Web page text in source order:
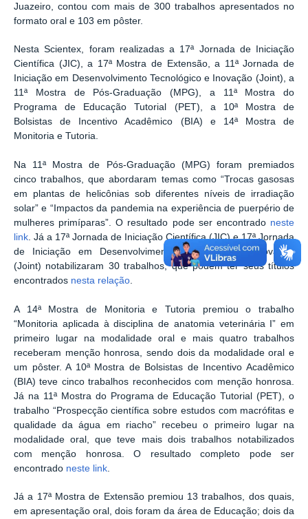
Juazeiro, contou com mais de 300 trabalhos apresentados no
formato oral e 103 em pôster.
Nesta Scientex, foram realizadas a 17ª Jornada de Iniciação
Científica (JIC), a 17ª Mostra de Extensão, a 11ª Jornada de
Iniciação em Desenvolvimento Tecnológico e Inovação (Joint), a
11ª Mostra de Pós-Graduação (MPG), a 11ª Mostra do
Programa de Educação Tutorial (PET), a 10ª Mostra de
Bolsistas de Incentivo Acadêmico (BIA) e 14ª Mostra de
Monitoria e Tutoria.
Na 11ª Mostra de Pós-Graduação (MPG) foram premiados
cinco trabalhos, que abordaram temas como “Trocas gasosas
em plantas de helicônias sob diferentes níveis de irradiação
solar” e “Impactos da pandemia na experiência de puerpério de
mulheres primíparas”. O resultado pode ser encontrado neste
link. Já a 17ª Jornada de Iniciação Científica (JIC) e 17ª Jornada
de Iniciação em Desenvolvimento Tecnológico e Inovação
(Joint) notabilizaram 30 trabalhos, que podem ter seus títulos
encontrados nesta relação.
A 14ª Mostra de Monitoria e Tutoria premiou o trabalho
“Monitoria aplicada à disciplina de anatomia veterinária I” em
primeiro lugar na modalidade oral e mais quatro trabalhos
receberam menção honrosa, sendo dois da modalidade oral e
um pôster. A 10ª Mostra de Bolsistas de Incentivo Acadêmico
(BIA) teve cinco trabalhos reconhecidos com menção honrosa.
Já na 11ª Mostra do Programa de Educação Tutorial (PET), o
trabalho “Prospecção científica sobre estudos com macrófitas e
qualidade da água em riacho” recebeu o primeiro lugar na
modalidade oral, que teve mais dois trabalhos notabilizados
com menção honrosa. O resultado completo pode ser
encontrado neste link
Já a 17ª Mostra de Extensão premiou 13 trabalhos, dos quais,
em apresentação oral, dois foram da área de Educação; dois da